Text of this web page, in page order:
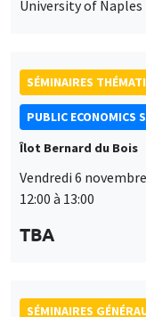
SÉMINAIRES
PUBLIC ECONOMICS
Îlot Bernard du Bois
12:00 à 13:00
SÉMINAIRES
des
Ce site utilise des
contenus multimédias.
politique de